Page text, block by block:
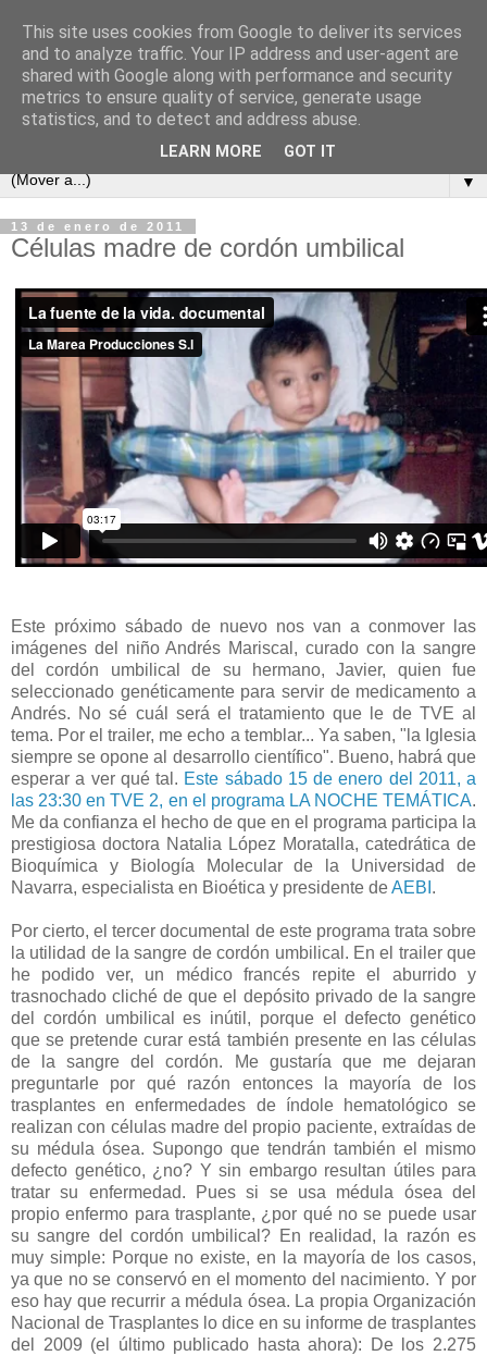
▼
13 de enero de 2011
Células madre de cordón umbilical
Este próximo sábado de nuevo nos van a conmover las
imágenes del niño Andrés Mariscal, curado con la sangre
del cordón umbilical de su hermano, Javier, quien fue
seleccionado genéticamente para servir de medicamento a
Andrés. No sé cuál será el tratamiento que le de TVE al
tema. Por el trailer, me echo a temblar... Ya saben, "la Iglesia
siempre se opone al desarrollo científico". Bueno, habrá que
esperar a ver qué tal. Este sábado 15 de enero del 2011, a
las 23:30 en TVE 2, en el programa LA NOCHE TEMÁTICA.
Me da confianza el hecho de que en el programa participa la
prestigiosa doctora Natalia López Moratalla, catedrática de
Bioquímica y Biología Molecular de la Universidad de
Navarra, especialista en Bioética y presidente deAEBI .
Por cierto, el tercer documental de este programa trata sobre
la utilidad de la sangre de cordón umbilical. En el trailer que
he podido ver, un médico francés repite el aburrido y
trasnochado cliché de que el depósito privado de la sangre
del cordón umbilical es inútil, porque el defecto genético
que se pretende curar está también presente en las células
de la sangre del cordón. Me gustaría que me dejaran
preguntarle por qué razón entonces la mayoría de los
trasplantes en enfermedades de índole hematológico se
realizan con células madre del propio paciente, extraídas de
su médula ósea. Supongo que tendrán también el mismo
defecto genético, ¿no? Y sin embargo resultan útiles para
tratar su enfermedad. Pues si se usa médula ósea del
propio enfermo para trasplante, ¿por qué no se puede usar
su sangre del cordón umbilical? En realidad, la razón es
muy simple: Porque no existe, en la mayoría de los casos,
ya que no se conservó en el momento del nacimiento. Y por
eso hay que recurrir a médula ósea. La propia Organización
Nacional de Trasplantes lo dice en su informe de trasplantes
del 2009 (el último publicado hasta ahora): De los 2.275
This site uses cookies from Google to deliver its services
and to analyze traffic. Your IP address and user-agent are
shared with Google along with performance and security
metrics to ensure quality of service, generate usage
statistics, and to detect and address abuse.
LEARN MORE GOT IT